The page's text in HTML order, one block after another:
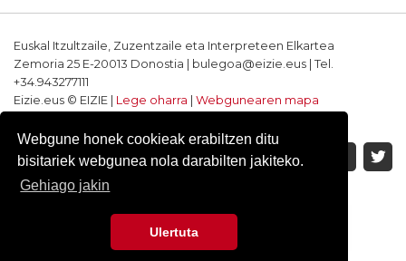
Webgune honek cookieak erabiltzen ditu
bisitariek webgunea nola darabilten jakiteko.
Gehiago jakin
Ulertuta
Euskal Itzultzaile, Zuzentzaile eta Interpreteen Elkartea
Zemoria 25 E-20013 Donostia | bulegoa@eizie.eus | Tel.
+34.943277111
Eizie.eus © EIZIE | Lege oharra | Webgunearen mapa